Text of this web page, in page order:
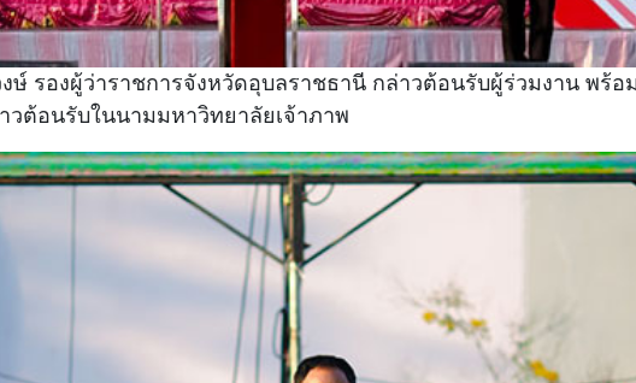
ษ์ รองผู้ว่าราชการจังหวัดอุบลราชธานี กล่าวต้อนรับผู้ร่วมงาน พร้
ต้อนรับในนามมหาวิทยาลัยเจ้าภาพ